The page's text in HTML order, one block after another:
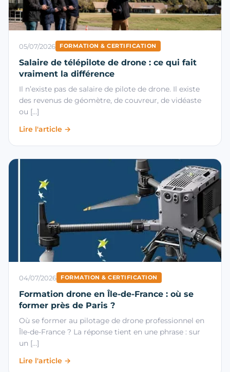
05/07/2026 FORMATION & CERTIFICATION
Salaire de télépilote de drone : ce qui fait
vraiment la différence
Il n’existe pas de salaire de pilote de drone. Il existe
des revenus de géomètre, de couvreur, de vidéaste
ou […]
Lire l'article →
04/07/2026 FORMATION & CERTIFICATION
Formation drone en Île-de-France : où se
former près de Paris ?
Où se former au pilotage de drone professionnel en
Île-de-France ? La réponse tient en une phrase : sur
un […]
Lire l'article →